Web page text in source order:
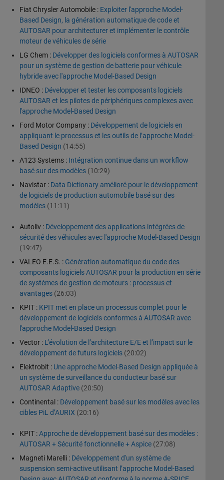
Fiat Chrysler Automobile : Exploiter l'approche Model-
Based Design, la génération automatique de code et
AUTOSAR pour architecturer et implémenter le contrôle
moteur de véhicules de série
LG Chem : Développer des logiciels conformes à AUTOSAR
pour un système de gestion de batterie pour véhicule
hybride avec l'approche Model-Based Design
IDNEO : Développer et tester les composants logiciels
AUTOSAR et les pilotes de périphériques complexes avec
l'approche Model-Based Design
Ford Motor Company : Développement de logiciels en
appliquant le processus et les outils de l’approche Model-
Based Design (14:55)
A123 Systems : Intégration continue dans un workflow
basé sur des modèles (10:29)
Navistar : Data Dictionary amélioré pour le développement
de logiciels de production automobile basé sur des
modèles (11:11)
Autoliv : Développement des applications intégrées de
sécurité des véhicules avec l'approche Model-Based Design
(19:47)
VALEO E.E.S. : Génération automatique du code des
composants logiciels AUTOSAR pour la production en série
de systèmes de gestion de moteurs : processus et
avantages (26:03)
KPIT : KPIT met en place un processus complet pour le
développement de logiciels conformes à AUTOSAR avec
l'approche Model-Based Design
Vector : L’évolution de l’architecture E/E et l’impact sur le
développement de futurs logiciels (20:02)
Elektrobit : Une approche Model-Based Design appliquée à
un système de surveillance du conducteur basé sur
AUTOSAR Adaptive (20:50)
Continental : Développement basé sur les modèles avec les
cibles PiL d’AURIX (20:16)
KPIT :Approche de développement basé sur des modèles :
AUTOSAR + Sécurité fonctionnelle + Aspice (27:08)
Magneti Marelli : Développement d'un système de
suspension semi-active utilisant l’approche Model-Based